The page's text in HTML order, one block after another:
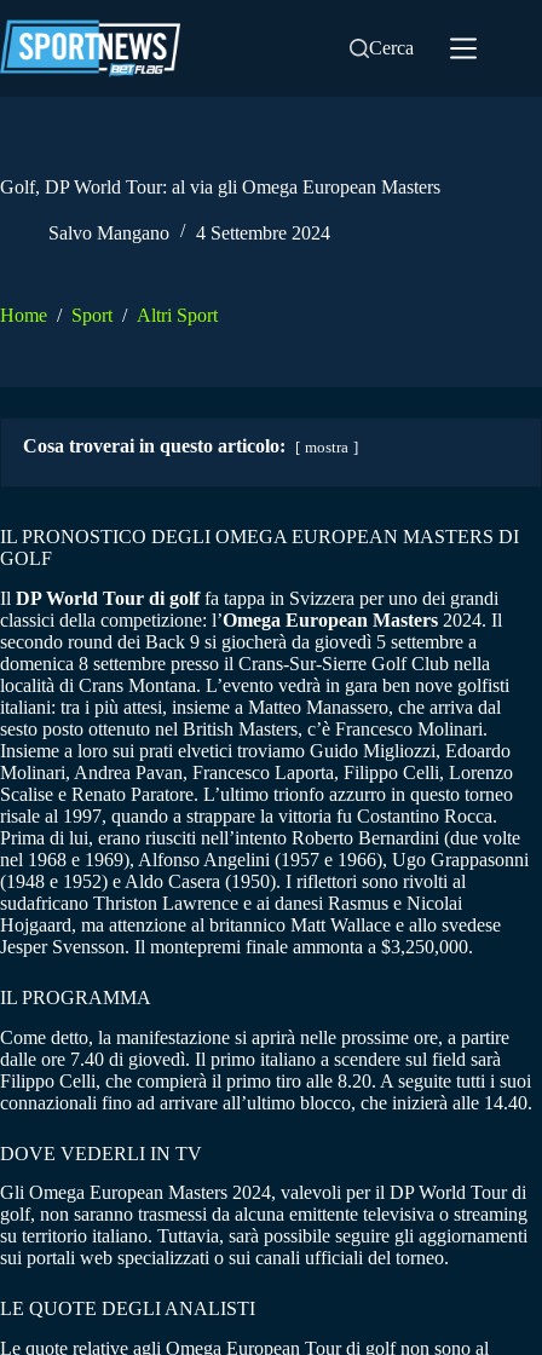
al
contenuto
Cerca
Golf, DP World Tour: al via gli Omega European Masters
Salvo Mangano 4 Settembre 2024
Home / Sport / Altri Sport
Cosa troverai in questo articolo: mostra
IL PRONOSTICO DEGLI OMEGA EUROPEAN MASTERS DI
GOLF
Il DP World Tour di golffa tappa in Svizzera per uno dei grandi
classici della competizione: l’Omega European Masters 2024. Il
secondo round dei Back 9 si giocherà da giovedì 5 settembre a
domenica 8 settembre presso il Crans-Sur-Sierre Golf Club nella
località di Crans Montana. L’evento vedrà in gara ben nove golfisti
italiani: tra i più attesi, insieme a Matteo Manassero, che arriva dal
sesto posto ottenuto nel British Masters, c’è Francesco Molinari.
Insieme a loro sui prati elvetici troviamo Guido Migliozzi, Edoardo
Molinari, Andrea Pavan, Francesco Laporta, Filippo Celli, Lorenzo
Scalise e Renato Paratore. L’ultimo trionfo azzurro in questo torneo
risale al 1997, quando a strappare la vittoria fu Costantino Rocca.
Prima di lui, erano riusciti nell’intento Roberto Bernardini (due volte
nel 1968 e 1969), Alfonso Angelini (1957 e 1966), Ugo Grappasonni
(1948 e 1952) e Aldo Casera (1950). I riflettori sono rivolti al
sudafricano Thriston Lawrence e ai danesi Rasmus e Nicolai
Hojgaard, ma attenzione al britannico Matt Wallace e allo svedese
Jesper Svensson. Il montepremi finale ammonta a $3,250,000.
IL PROGRAMMA
Come detto, la manifestazione si aprirà nelle prossime ore, a partire
dalle ore 7.40 di giovedì. Il primo italiano a scendere sul field sarà
Filippo Celli, che compierà il primo tiro alle 8.20. A seguite tutti i suoi
connazionali fino ad arrivare all’ultimo blocco, che inizierà alle 14.40.
DOVE VEDERLI IN TV
Gli Omega European Masters 2024, valevoli per il DP World Tour di
golf, non saranno trasmessi da alcuna emittente televisiva o streaming
su territorio italiano. Tuttavia, sarà possibile seguire gli aggiornamenti
sui portali web specializzati o sui canali ufficiali del torneo.
LE QUOTE DEGLI ANALISTI
Le quote relative agli Omega European Tour di golf non sono al